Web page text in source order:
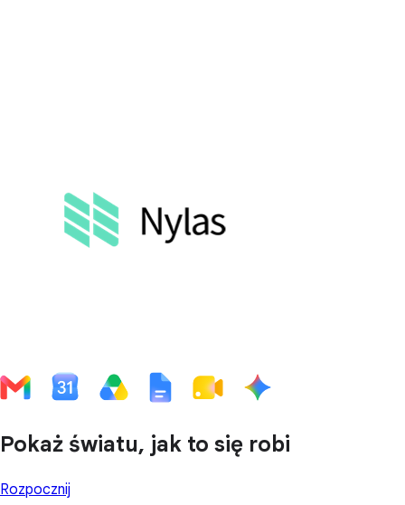
Pokaż światu, jak to się robi
Rozpocznij